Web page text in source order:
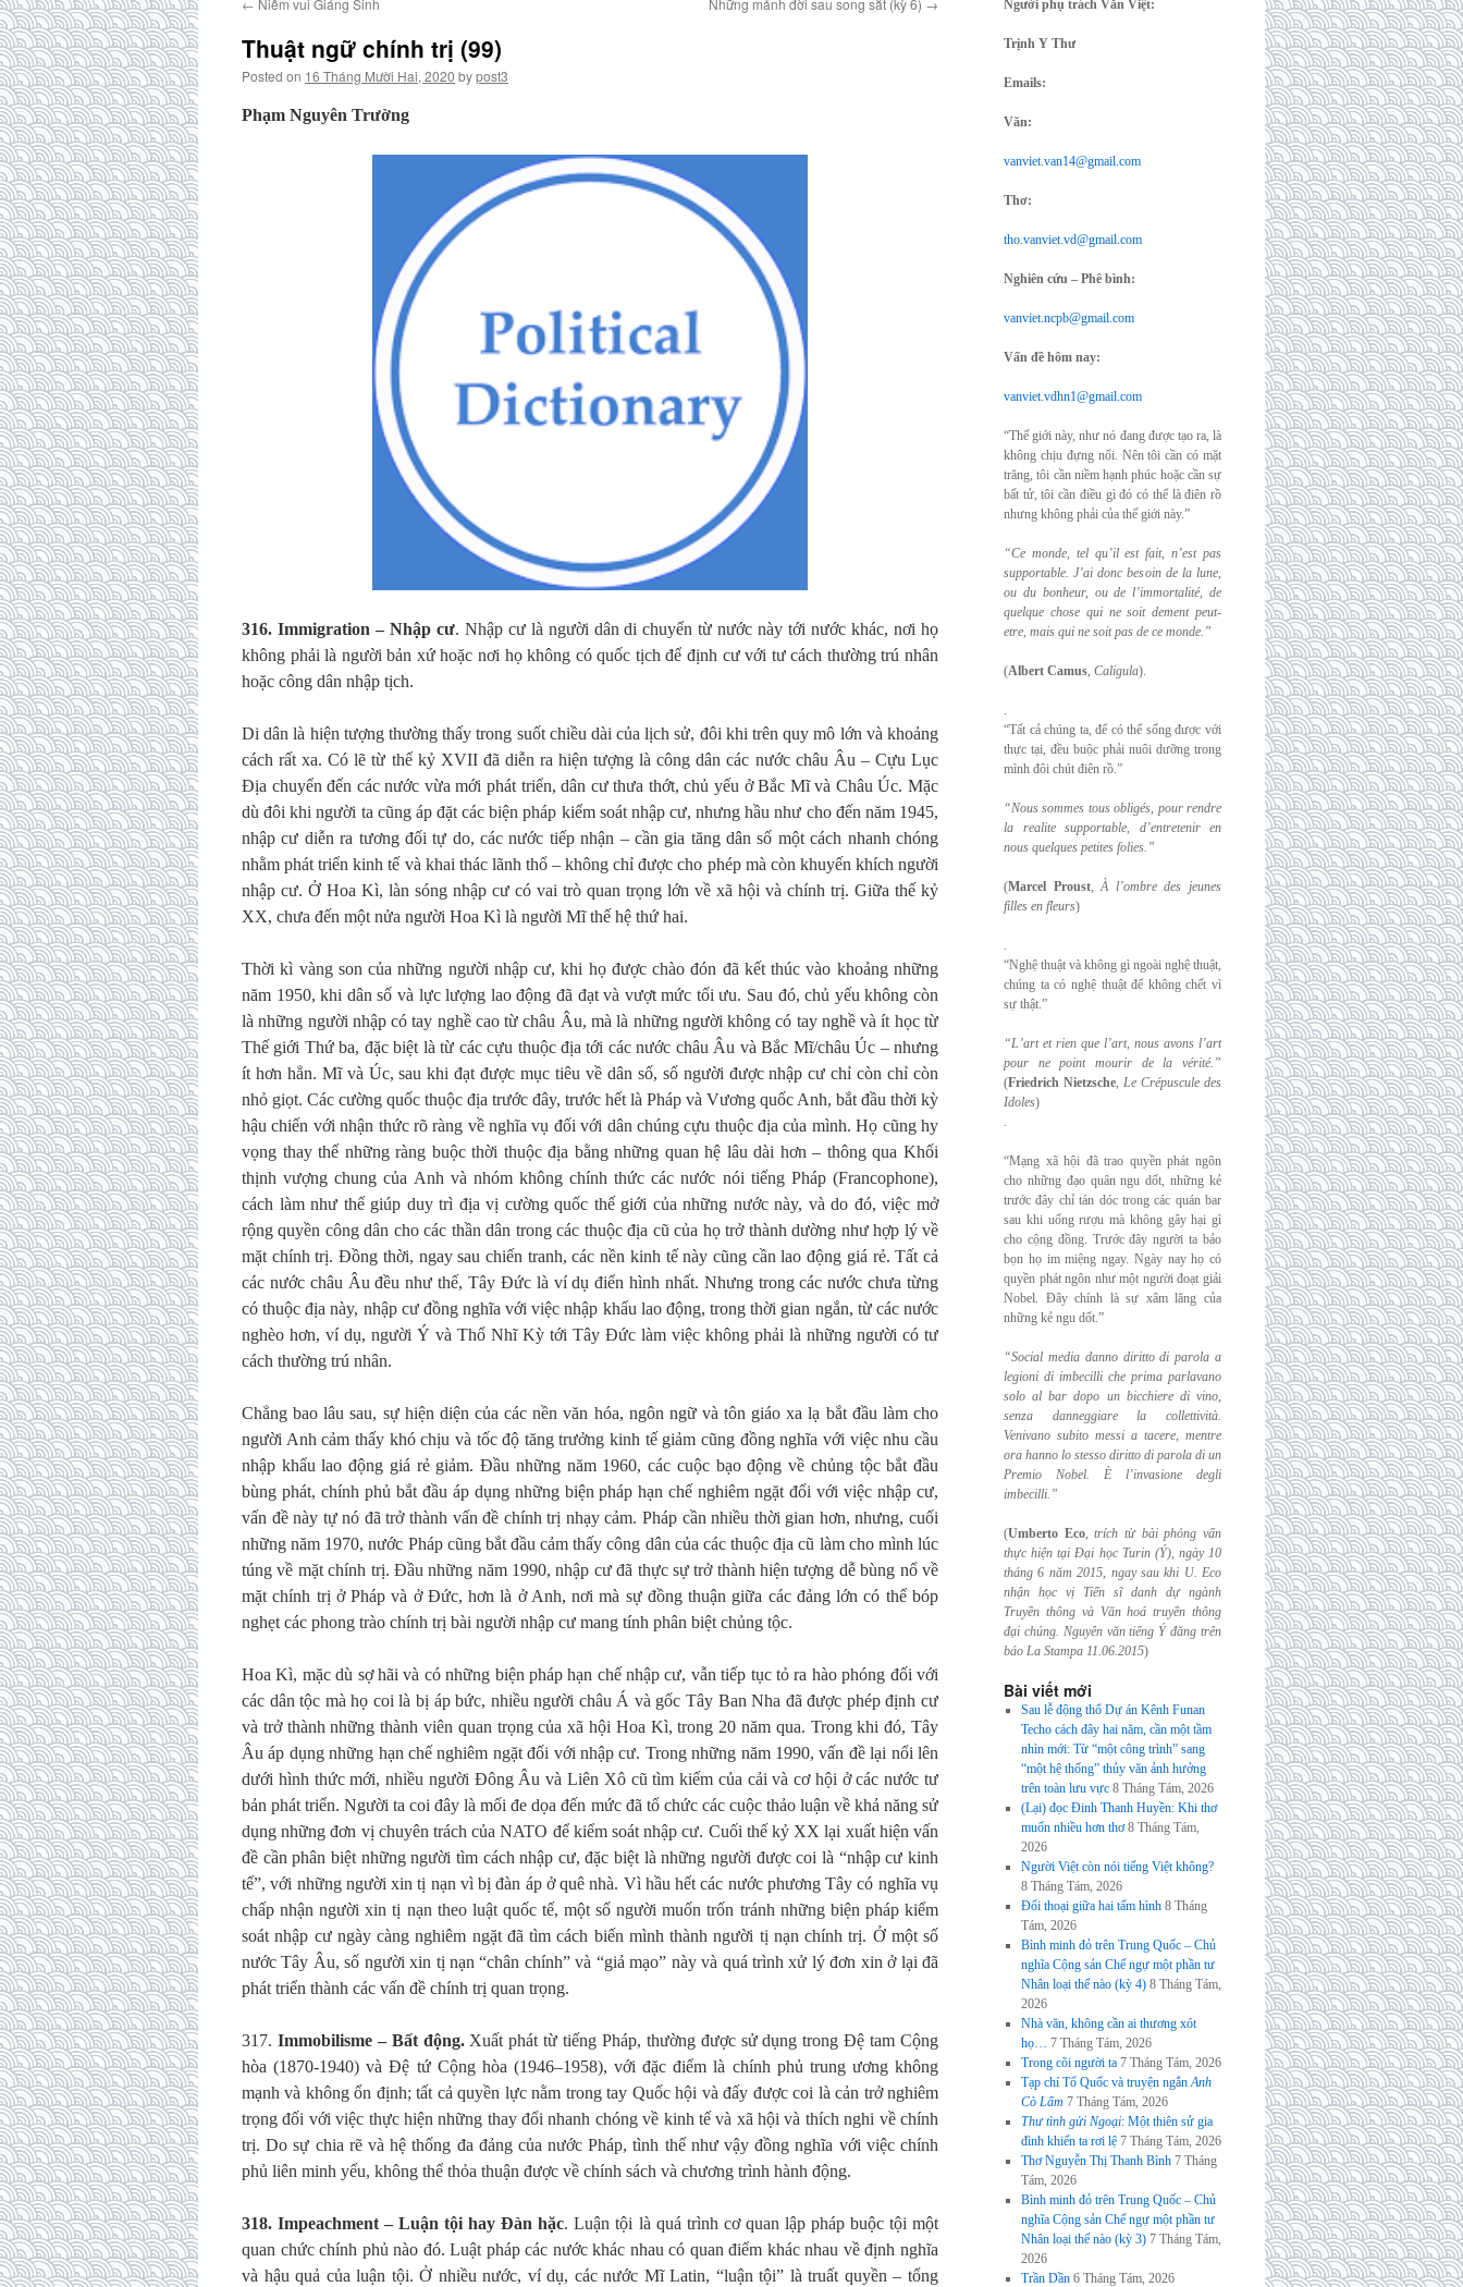
← Niềm vui Giáng Sinh Những mảnh đời sau song sắt (kỳ 6) →
Thuật ngữ chính trị (99)
Posted on 16 Tháng Mười Hai, 2020 bypost3
Phạm Nguyên Trường
316. Immigration – Nhập cư. Nhập cư là người dân di chuyển từ nước này tới nước khác, nơi họ
không phải là người bản xứ hoặc nơi họ không có quốc tịch để định cư với tư cách thường trú nhân
hoặc công dân nhập tịch.
Di dân là hiện tượng thường thấy trong suốt chiều dài của lịch sử, đôi khi trên quy mô lớn và khoảng
cách rất xa. Có lẽ từ thế kỷ XVII đã diễn ra hiện tượng là công dân các nước châu Âu – Cựu Lục
Địa chuyển đến các nước vừa mới phát triển, dân cư thưa thớt, chủ yếu ở Bắc Mĩ và Châu Úc. Mặc
dù đôi khi người ta cũng áp đặt các biện pháp kiểm soát nhập cư, nhưng hầu như cho đến năm 1945,
nhập cư diễn ra tương đối tự do, các nước tiếp nhận – cần gia tăng dân số một cách nhanh chóng
nhằm phát triển kinh tế và khai thác lãnh thổ – không chỉ được cho phép mà còn khuyến khích người
nhập cư. Ở Hoa Kì, làn sóng nhập cư có vai trò quan trọng lớn về xã hội và chính trị. Giữa thế kỷ
XX, chưa đến một nửa người Hoa Kì là người Mĩ thế hệ thứ hai.
Thời kì vàng son của những người nhập cư, khi họ được chào đón đã kết thúc vào khoảng những
năm 1950, khi dân số và lực lượng lao động đã đạt và vượt mức tối ưu. Sau đó, chủ yếu không còn
là những người nhập có tay nghề cao từ châu Âu, mà là những người không có tay nghề và ít học từ
Thế giới Thứ ba, đặc biệt là từ các cựu thuộc địa tới các nước châu Âu và Bắc Mĩ/châu Úc – nhưng
ít hơn hẳn. Mĩ và Úc, sau khi đạt được mục tiêu về dân số, số người được nhập cư chỉ còn chỉ còn
nhỏ giọt. Các cường quốc thuộc địa trước đây, trước hết là Pháp và Vương quốc Anh, bắt đầu thời kỳ
hậu chiến với nhận thức rõ ràng về nghĩa vụ đối với dân chúng cựu thuộc địa của mình. Họ cũng hy
vọng thay thế những ràng buộc thời thuộc địa bằng những quan hệ lâu dài hơn – thông qua Khối
thịnh vượng chung của Anh và nhóm không chính thức các nước nói tiếng Pháp (Francophone),
cách làm như thế giúp duy trì địa vị cường quốc thế giới của những nước này, và do đó, việc mở
rộng quyền công dân cho các thần dân trong các thuộc địa cũ của họ trở thành dường như hợp lý về
mặt chính trị. Đồng thời, ngay sau chiến tranh, các nền kinh tế này cũng cần lao động giá rẻ. Tất cả
các nước châu Âu đều như thế, Tây Đức là ví dụ điển hình nhất. Nhưng trong các nước chưa từng
có thuộc địa này, nhập cư đồng nghĩa với việc nhập khẩu lao động, trong thời gian ngắn, từ các nước
nghèo hơn, ví dụ, người Ý và Thổ Nhĩ Kỳ tới Tây Đức làm việc không phải là những người có tư
cách thường trú nhân.
Chẳng bao lâu sau, sự hiện diện của các nền văn hóa, ngôn ngữ và tôn giáo xa lạ bắt đầu làm cho
người Anh cảm thấy khó chịu và tốc độ tăng trưởng kinh tế giảm cũng đồng nghĩa với việc nhu cầu
nhập khẩu lao động giá rẻ giảm. Đầu những năm 1960, các cuộc bạo động về chủng tộc bắt đầu
bùng phát, chính phủ bắt đầu áp dụng những biện pháp hạn chế nghiêm ngặt đối với việc nhập cư,
vấn đề này tự nó đã trở thành vấn đề chính trị nhạy cảm. Pháp cần nhiều thời gian hơn, nhưng, cuối
những năm 1970, nước Pháp cũng bắt đầu cảm thấy công dân của các thuộc địa cũ làm cho mình lúc
túng về mặt chính trị. Đầu những năm 1990, nhập cư đã thực sự trở thành hiện tượng dễ bùng nổ về
mặt chính trị ở Pháp và ở Đức, hơn là ở Anh, nơi mà sự đồng thuận giữa các đảng lớn có thể bóp
nghẹt các phong trào chính trị bài người nhập cư mang tính phân biệt chủng tộc.
Hoa Kì, mặc dù sợ hãi và có những biện pháp hạn chế nhập cư, vẫn tiếp tục tỏ ra hào phóng đối với
các dân tộc mà họ coi là bị áp bức, nhiều người châu Á và gốc Tây Ban Nha đã được phép định cư
và trở thành những thành viên quan trọng của xã hội Hoa Kì, trong 20 năm qua. Trong khi đó, Tây
Âu áp dụng những hạn chế nghiêm ngặt đối với nhập cư. Trong những năm 1990, vấn đề lại nổi lên
dưới hình thức mới, nhiều người Đông Âu và Liên Xô cũ tìm kiếm của cải và cơ hội ở các nước tư
bản phát triển. Người ta coi đây là mối đe dọa đến mức đã tổ chức các cuộc thảo luận về khả năng sử
dụng những đơn vị chuyên trách của NATO để kiểm soát nhập cư. Cuối thế kỷ XX lại xuất hiện vấn
đề cần phân biệt những người tìm cách nhập cư, đặc biệt là những người được coi là “nhập cư kinh
tế”, với những người xin tị nạn vì bị đàn áp ở quê nhà. Vì hầu hết các nước phương Tây có nghĩa vụ
chấp nhận người xin tị nạn theo luật quốc tế, một số người muốn trốn tránh những biện pháp kiểm
soát nhập cư ngày càng nghiêm ngặt đã tìm cách biến mình thành người tị nạn chính trị. Ở một số
nước Tây Âu, số người xin tị nạn “chân chính” và “giả mạo” này và quá trình xử lý đơn xin ở lại đã
phát triển thành các vấn đề chính trị quan trọng.
317. Immobilisme – Bất động. Xuất phát từ tiếng Pháp, thường được sử dụng trong Đệ tam Cộng
hòa (1870-1940) và Đệ tứ Cộng hòa (1946–1958), với đặc điểm là chính phủ trung ương không
mạnh và không ổn định; tất cả quyền lực nằm trong tay Quốc hội và đấy được coi là cản trở nghiêm
trọng đối với việc thực hiện những thay đổi nhanh chóng về kinh tế và xã hội và thích nghi về chính
trị. Do sự chia rẽ và hệ thống đa đảng của nước Pháp, tình thế như vậy đồng nghĩa với việc chính
phủ liên minh yếu, không thể thỏa thuận được về chính sách và chương trình hành động.
318. Impeachment – Luận tội hay Đàn hặc. Luận tội là quá trình cơ quan lập pháp buộc tội một
quan chức chính phủ nào đó. Luật pháp các nước khác nhau có quan điểm khác nhau về định nghĩa
và hậu quả của luận tội. Ở nhiều nước, ví dụ, các nước Mĩ Latin, “luận tội” là truất quyền – tổng
Người phụ trách Văn Việt:
Trịnh Y Thư
Emails:
Văn:
vanviet.van14@gmail.com
Thơ:
tho.vanviet.vd@gmail.com
Nghiên cứu – Phê bình:
vanviet.ncpb@gmail.com
Vấn đề hôm nay:
vanviet.vdhn1@gmail.com
“Thế giới này, như nó đang được tạo ra, là
không chịu đựng nổi. Nên tôi cần có mặt
trăng, tôi cần niềm hạnh phúc hoặc cần sự
bất tử, tôi cần điều gì đó có thể là điên rồ
nhưng không phải của thế giới này.”
“Ce monde, tel qu’il est fait, n’est pas
supportable. J’ai donc besoin de la lune,
ou du bonheur, ou de l’immortalité, de
quelque chose qui ne soit dement peut-
etre, mais qui ne soit pas de ce monde.”
(Albert Camus, Caligula).
.
“Tất cả chúng ta, để có thể sống được với
thực tại, đều buộc phải nuôi dưỡng trong
mình đôi chút điên rồ.”
“Nous sommes tous obligés, pour rendre
la realite supportable, d’entretenir en
nous quelques petites folies.”
(Marcel Proust,À l’ombre des jeunes
filles en fleurs)
.
“Nghệ thuật và không gì ngoài nghệ thuật,
chúng ta có nghệ thuật để không chết vì
sự thật.”
“L’art et rien que l’art, nous avons l’art
pour ne point mourir de la vérité.”
(Friedrich Nietzsche, Le Crépuscule des
Idoles)
.
“Mạng xã hội đã trao quyền phát ngôn
cho những đạo quân ngu dốt, những kẻ
trước đây chỉ tán dóc trong các quán bar
sau khi uống rượu mà không gây hại gì
cho cộng đồng. Trước đây người ta bảo
bọn họ im miệng ngay. Ngày nay họ có
quyền phát ngôn như một người đoạt giải
Nobel. Đây chính là sự xâm lăng của
những kẻ ngu dốt.”
“Social media danno diritto di parola a
legioni di imbecilli che prima parlavano
solo albar dopo un bicchiere di vino,
senza danneggiare la collettività.
Venivano subito messi a tacere, mentre
ora hanno lo stesso diritto di parola di un
Premio Nobel. È l’invasione degli
imbecilli.”
(Umberto Eco,trích từ bài phỏng vấn
thực hiện tại Đại học Turin (Ý), ngày 10
tháng 6 năm 2015, ngay sau khi U. Eco
nhận học vị Tiến sĩ danh dự ngành
Truyền thông và Văn hoá truyền thông
đại chúng. Nguyên văn tiếng Ý đăng trên
báo La Stampa 11.06.2015)
Bài viết mới
Sau lễ động thổ Dự án Kênh Funan
Techo cách đây hai năm, cần một tầm
nhìn mới: Từ “một công trình” sang
“một hệ thống” thủy văn ảnh hưởng
trên toàn lưu vực 8 Tháng Tám, 2026
(Lại) đọc Đinh Thanh Huyền: Khi thơ
muốn nhiều hơn thơ 8 Tháng Tám,
2026
Người Việt còn nói tiếng Việt không?
8 Tháng Tám, 2026
Đối thoại giữa hai tấm hình 8 Tháng
Tám, 2026
Bình minh đỏ trên Trung Quốc – Chủ
nghĩa Cộng sản Chế ngự một phần tư
Nhân loại thế nào (kỳ 4) 8 Tháng Tám,
2026
Nhà văn, không cần ai thương xót
họ… 7 Tháng Tám, 2026
Trong cõi người ta 7 Tháng Tám, 2026
Tạp chí Tổ Quốc và truyện ngắnAnh
Cò Lấm 7 Tháng Tám, 2026
Thư tình gửi Ngoại: Một thiên sử gia
đình khiến ta rơi lệ 7 Tháng Tám, 2026
Thơ Nguyễn Thị Thanh Bình 7 Tháng
Tám, 2026
Bình minh đỏ trên Trung Quốc – Chủ
nghĩa Cộng sản Chế ngự một phần tư
Nhân loại thế nào (kỳ 3) 7 Tháng Tám,
2026
Trần Dần 6 Tháng Tám, 2026